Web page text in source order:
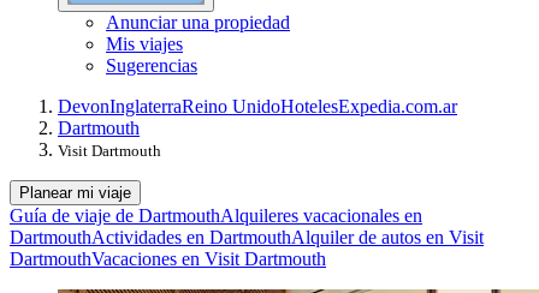
Anunciar una propiedad
Mis viajes
Sugerencias
DevonInglaterraReino UnidoHotelesExpedia.com.ar
Dartmouth
Visit Dartmouth
Planear mi viaje
Guía de viaje de DartmouthAlquileres vacacionales en
DartmouthActividades en DartmouthAlquiler de autos en Visit
DartmouthVacaciones en Visit Dartmouth